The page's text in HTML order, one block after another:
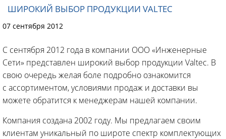
ШИРОКИЙ ВЫБОР ПРОДУКЦИИ VALTEC
07 сентября 2012
С сентября 2012 года в компании ООО «Инженерные
Сети» представлен широкий выбор продукции Valtec. В
свою очередь желая боле подробно ознакомится
с ассортиментом, условиями продаж и доставки вы
можете обратится к менеджерам нашей компании.
Компания создана 2002 году. Мы предлагаем своим
клиентам уникальный по широте спектр комплектующих